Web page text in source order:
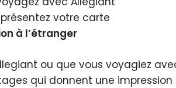
votre carte
à l’étranger
ou que vous voyagiez
qui donnent une impression